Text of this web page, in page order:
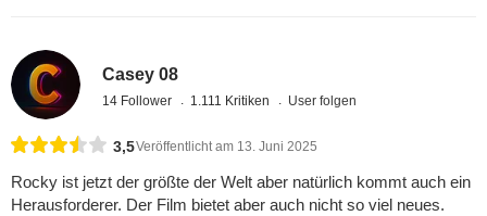
Casey 08
14 Follower 1.111 Kritiken User folgen
3,5Veröffentlicht am 13. Juni 2025
Rocky ist jetzt der größte der Welt aber natürlich kommt auch ein
Herausforderer. Der Film bietet aber auch nicht so viel neues.